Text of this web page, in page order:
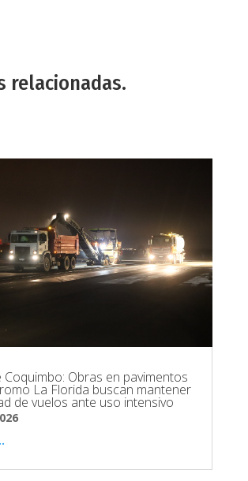
relacionadas.
Coquimbo: Obras en pavimentos
La Florida buscan mantener
de vuelos ante uso intensivo